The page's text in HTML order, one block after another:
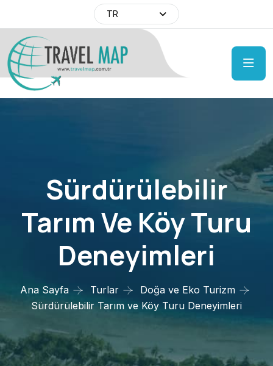
TR
Sürdürülebilir
Tarım Ve Köy Turu
Deneyimleri
Ana Sayfa Turlar
Doğa ve Eko Turizm
Sürdürülebilir Tarım ve Köy Turu Deneyimleri